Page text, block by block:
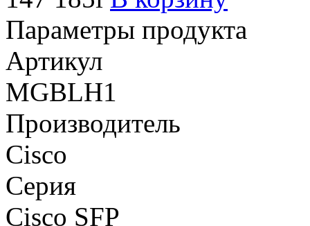
Параметры продукта
Артикул
MGBLH1
Производитель
Cisco
Серия
Cisco SFP